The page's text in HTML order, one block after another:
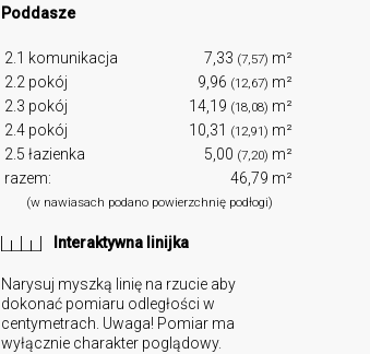
Poddasze
2.1 komunikacja 7,33 (7,57) m²
2.2 pokój
9,96 (12,67) m²
2.3 pokój
14,19 (18,08) m²
2.4 pokój
10,31 (12,91) m²
2.5 łazienka
5,00 (7,20) m²
razem:
46,79 m²
(w nawiasach podano powierzchnię podłogi)
Interaktywna linijka
Narysuj myszką linię na rzucie aby
dokonać pomiaru odległości w
centymetrach. Uwaga! Pomiar ma
wyłącznie charakter poglądowy.